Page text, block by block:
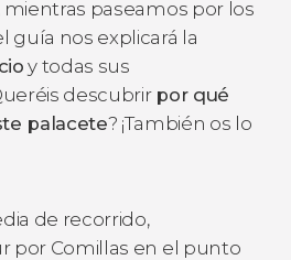
mientras paseamos por los
guía nos explicará la
y todas sus
descubrir por qué
palacete? ¡También os lo
de recorrido,
por Comillas en el punto